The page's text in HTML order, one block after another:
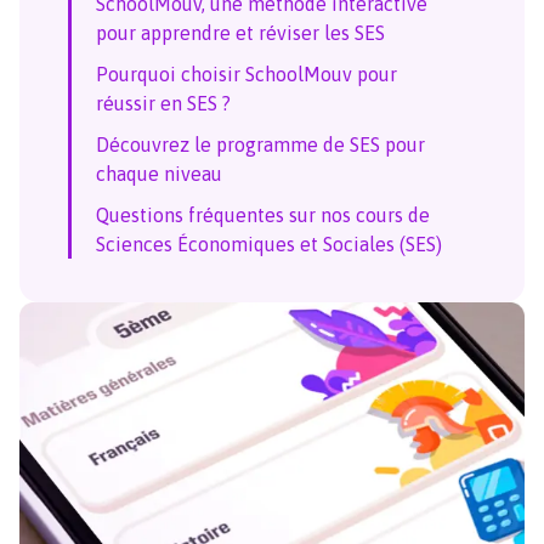
pour apprendre et réviser les SES
Pourquoi choisir SchoolMouv pour
réussir en SES ?
Découvrez le programme de SES pour
chaque niveau
Questions fréquentes sur nos cours de
Sciences Économiques et Sociales (SES)